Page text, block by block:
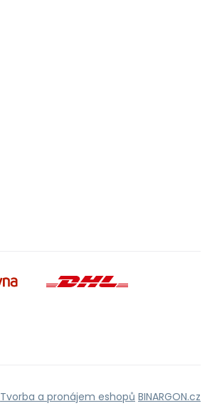
Tvorba a pronájem eshopů BINARGON.cz